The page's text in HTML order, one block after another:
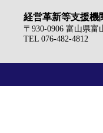
経営革新等支援機
〒930-0906 富山県富
TEL 076-482-4812